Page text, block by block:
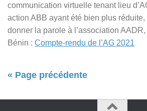
communication virtuelle tenant lieu
action ABB ayant été bien plus
donner la parole à l’association
Bénin : Compte-rendu de l’AG 2021
« Page précédente